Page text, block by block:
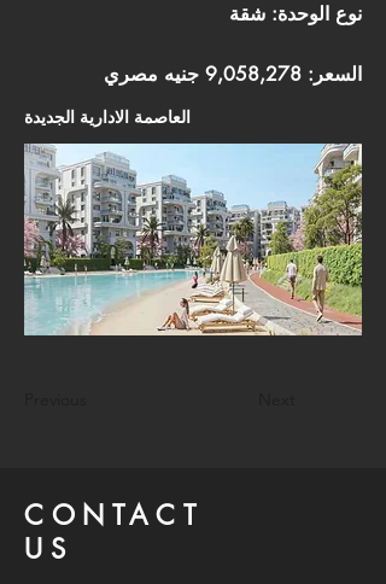
نوع الوحدة: شقة
السعر: 9,058,278 جنيه مصري
العاصمة الادارية الجديدة
CONTACT
US